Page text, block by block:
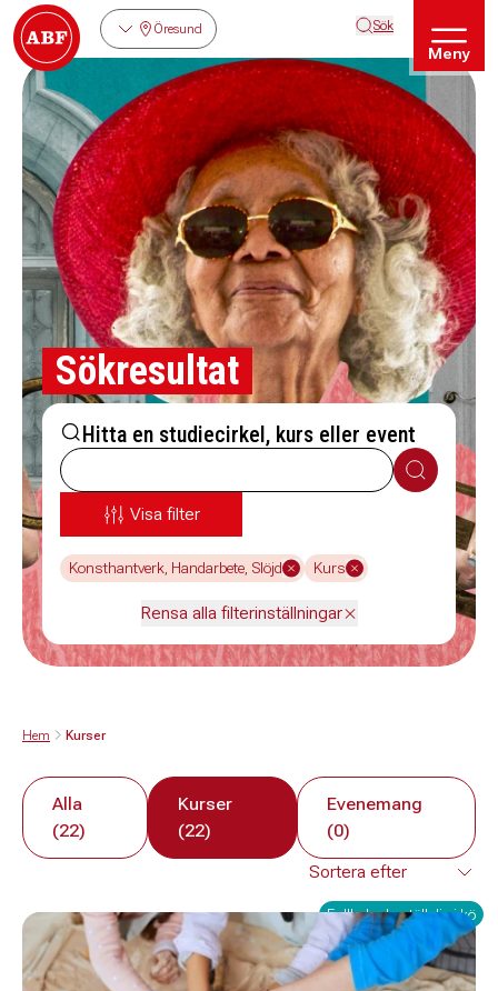
Öresund Sök
Meny
Sökresultat
Hitta en studiecirkel, kurs eller event
Sök
Visa filter
Konsthantverk, Handarbete, Slöjd Kurs
Rensa alla filterinställningar
Hem Kurser
Alla
(22)
Kurser
(22)
Evenemang
(0)
Fullbokad - ställ dig i kö